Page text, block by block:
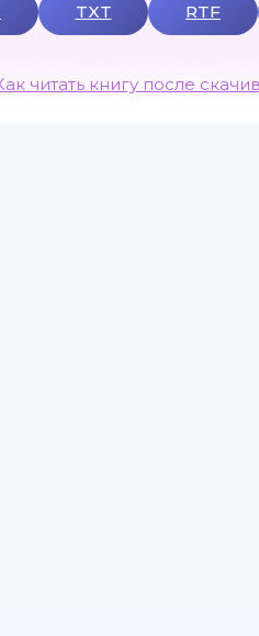
TXT RTF
читать книгу после